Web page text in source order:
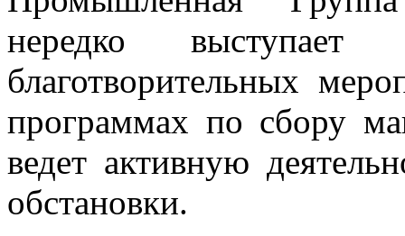
нередко
благотворительных
программах по сбору
ведет активную
обстановки.